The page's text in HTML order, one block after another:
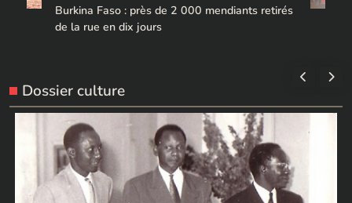
Burkina Faso : près de 2 000 mendiants retirés
de la rue en dix jours
Dossier culture